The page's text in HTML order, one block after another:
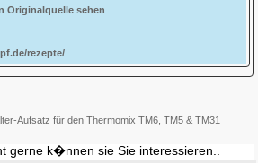
Originalquelle sehen
rezepte/
Aufsatz für den Thermomix TM6, TM5 & TM31
gerne k�nnen sie Sie interessieren..